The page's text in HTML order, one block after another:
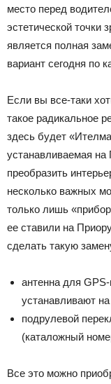
место перед
эстетической точки
является полная
вариант сегодня по
Если вы все-таки
такое радикальное
здесь будет
устанавливаемая на
преобразить
несколько важных
только лишь
ее ставили на
сделать такую
антенна для
устанавливают
подрулевой
(каталожный
Все это можно